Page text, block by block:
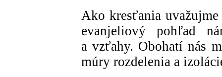
Ako kresťania
evanjeliový pohľad
a vzťahy. Obohatí nás
múry rozdelenia a